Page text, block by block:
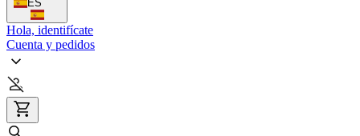
ES
Hola, identifícate
Cuenta y pedidos